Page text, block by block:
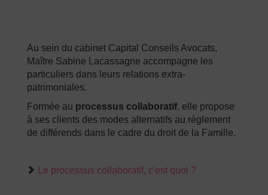
Au sein du cabinet Capital Conseils Avocats,
Maître Sabine Lacassagne accompagne les
particuliers dans leurs relations extra-
patrimoniales.
Formée au processus collaboratif, elle propose
à ses clients des modes alternatifs au règlement
de différends dans le cadre du droit de la Famille.
Le processus collaboratif, c'est quoi ?